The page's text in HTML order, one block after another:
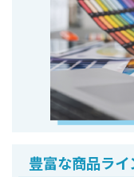
豊富な商品ラ